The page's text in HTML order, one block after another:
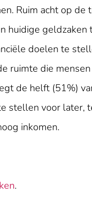
Ruim acht op de
huidige
doelen te
ruimte die
de helft (51%)
stellen voor later,
inkomen.
.